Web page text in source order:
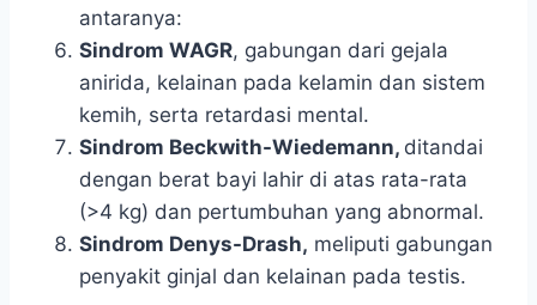
antaranya:
Sindrom WAGR, gabungan dari gejala
anirida, kelainan pada kelamin dan sistem
kemih, serta retardasi mental.
Sindrom Beckwith-Wiedemann, ditandai
dengan berat bayi lahir di atas rata-rata
(>4 kg) dan pertumbuhan yang abnormal.
Sindrom Denys-Drash, meliputi gabungan
penyakit ginjal dan kelainan pada testis.